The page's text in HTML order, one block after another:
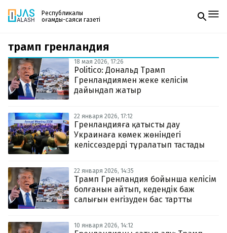
Республикалық
қоғамдық-саяси газеті
Жаңалықтар
Спорт
Live
Руханият
Аймақ
Архив
Заң және тәртіп
Редакциямен байланыс
+7 708 604 51 06
Жарнама бөлімі
Пошта
zhasalash100@gmail.com
Газетке жазылу
PDF форматтағы газетті ай сайын электронды
поштаңызға алып отырыңыз. Жаңа нөмір
шыққан сәтте сізге бірден жіберіледі. Тек email
трамп гренландия
18 мая 2026, 17:26
Politico: Дональд Трамп
Гренландиямен жеке келісім
дайындап жатыр
22 января 2026, 17:12
Гренландияға қатысты дау
Украинаға көмек жөніндегі
келіссөздерді тұралатып тастады
22 января 2026, 14:35
Трамп Гренландия бойынша келісім
болғанын айтып, кедендік баж
салығын енгізуден бас тартты
10 января 2026, 14:12